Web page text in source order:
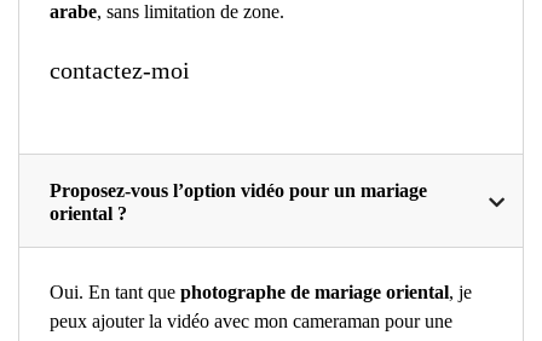
arabe, sans limitation de zone.
contactez-moi
Proposez-vous l’option vidéo pour un mariage
oriental ?
Oui. En tant que photographe de mariage oriental, je
peux ajouter la vidéo avec mon cameraman pour une